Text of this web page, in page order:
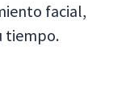
facial,
tiempo.